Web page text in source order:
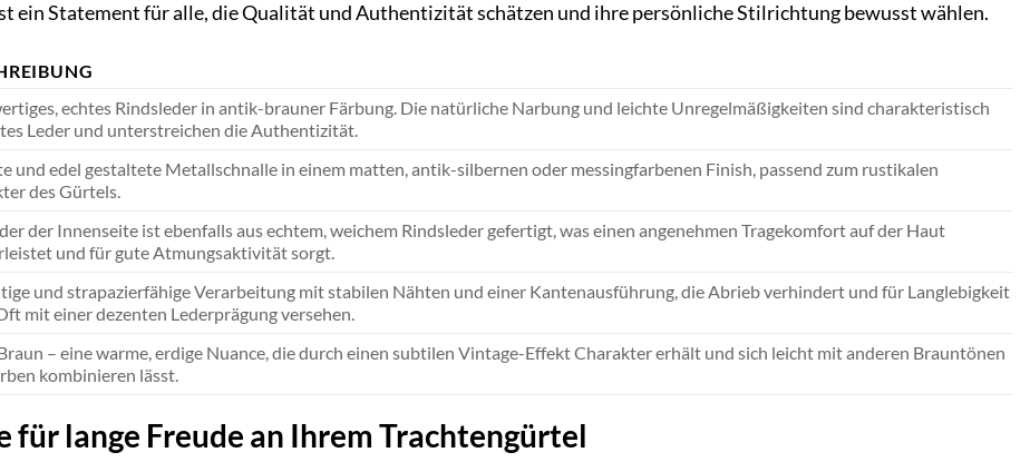
ein Statement für alle, die Qualität und Authentizität schätzen und ihre persönliche Stilrichtung bewusst wählen.
echtes Rindsleder in antik-brauner Färbung. Die natürliche Narbung und leichte Unregelmäßigkeiten sind charakteristisch
Leder und unterstreichen die Authentizität.
und edel gestaltete Metallschnalle in einem matten, antik-silbernen oder messingfarbenen Finish, passend zum rustikalen
des Gürtels.
der Innenseite ist ebenfalls aus echtem, weichem Rindsleder gefertigt, was einen angenehmen Tragekomfort auf der Haut
und für gute Atmungsaktivität sorgt.
und strapazierfähige Verarbeitung mit stabilen Nähten und einer Kantenausführung, die Abrieb verhindert und für Langlebigkeit
mit einer dezenten Lederprägung versehen.
– eine warme, erdige Nuance, die durch einen subtilen Vintage-Effekt Charakter erhält und sich leicht mit anderen Brauntönen
kombinieren lässt.
für lange Freude an Ihrem Trachtengürtel